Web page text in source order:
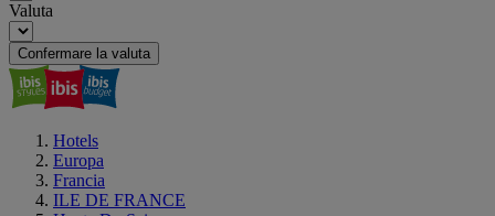
Valuta
Confermare la valuta
Hotels
Europa
Francia
ILE DE FRANCE